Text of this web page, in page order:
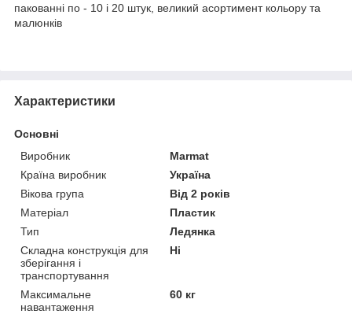
пакованні по - 10 і 20 штук, великий асортимент кольору та
малюнків
Характеристики
Основні
Виробник
Marmat
Країна виробник
Україна
Вікова група
Від 2 років
Матеріал
Пластик
Тип
Ледянка
Складна конструкція для
зберігання і
транспортування
Ні
Максимальне
навантаження
60 кг